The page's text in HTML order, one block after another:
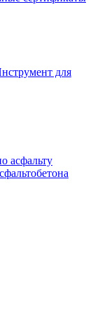
для
асфальту